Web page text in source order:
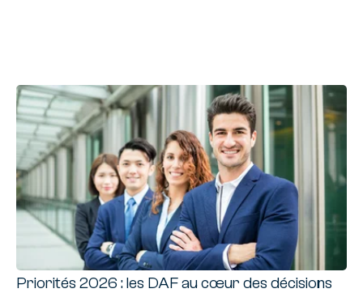
Priorités 2026 : les DAF au cœur des décisions